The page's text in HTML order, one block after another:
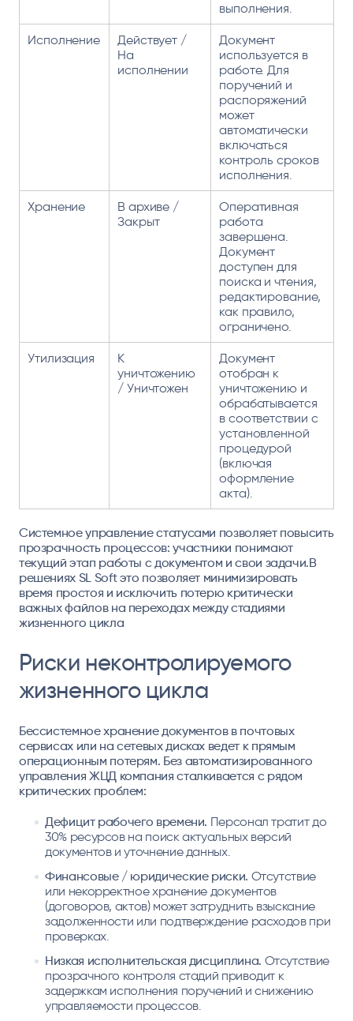
выполнения.
Исполнение
Действует /
На
исполнении
Документ
используется в
работе. Для
поручений и
распоряжений
может
автоматически
включаться
контроль сроков
исполнения.
Хранение
В архиве /
Закрыт
Оперативная
работа
завершена.
Документ
доступен для
поиска и чтения,
редактирование,
как правило,
ограничено.
Утилизация
К
уничтожению
/ Уничтожен
Документ
отобран к
уничтожению и
обрабатывается
в соответствии с
установленной
процедурой
(включая
оформление
акта).
Системное управление статусами позволяет повысить
прозрачность процессов: участники понимают
текущий этап работы с документом и свои задачи.В
решениях SL Soft это позволяет минимизировать
время простоя и исключить потерю критически
важных файлов на переходах между стадиями
жизненного цикла
Риски неконтролируемого
жизненного цикла
Бессистемное хранение документов в почтовых
сервисах или на сетевых дисках ведет к прямым
операционным потерям. Без автоматизированного
управления ЖЦД компания сталкивается с рядом
критических проблем:
Дефицит рабочего времени. Персонал тратит до
30% ресурсов на поиск актуальных версий
документов и уточнение данных.
Финансовые / юридические риски. Отсутствие
или некорректное хранение документов
(договоров, актов) может затруднить взыскание
задолженности или подтверждение расходов при
проверках.
Низкая исполнительская дисциплина. Отсутствие
прозрачного контроля стадий приводит к
задержкам исполнения поручений и снижению
управляемости процессов.